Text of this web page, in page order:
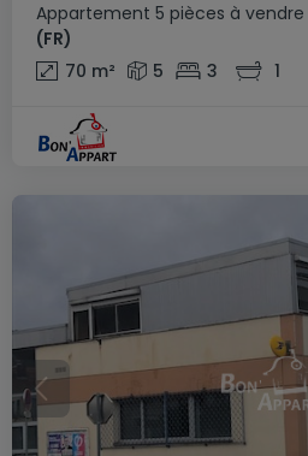
Appartement 5 pièces à vendre
(FR)
70 m² 5 3 1